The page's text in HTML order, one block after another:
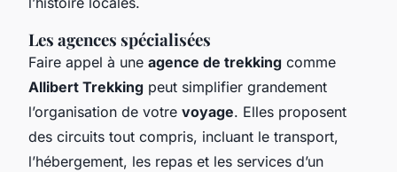
Les agences spécialisées
Faire appel à une agence de trekking comme
Allibert Trekking peut simplifier grandement
l’organisation de votre voyage. Elles proposent
des circuits tout compris, incluant le transport,
l’hébergement, les repas et les services d’un